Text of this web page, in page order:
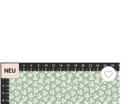
NEU